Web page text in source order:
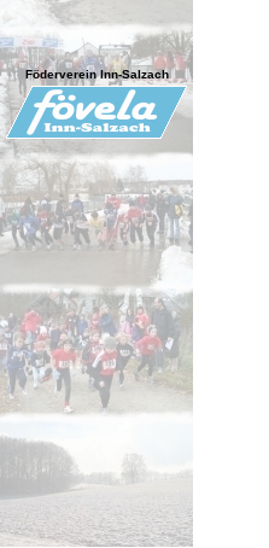
Föderverein Inn-Salzach